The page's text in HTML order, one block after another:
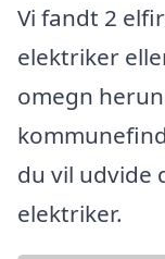
Vi fandt 2
elektriker
omegn
du vil udvide
elektriker.